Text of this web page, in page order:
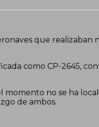
que realizaban
como CP-2645,
no se ha
de ambos.